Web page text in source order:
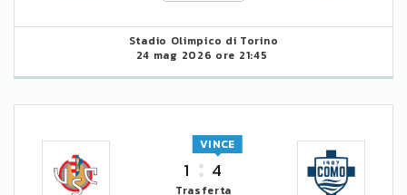
Stadio Olimpico di Torino
24 mag 2026 ore 21:45
1 4
VINCE
Trasferta